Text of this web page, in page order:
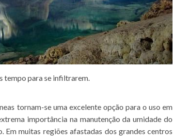
tempo para se infiltrarem.
tornam-se uma excelente opção para o uso em
importância na manutenção da umidade do
muitas regiões afastadas dos grandes centros